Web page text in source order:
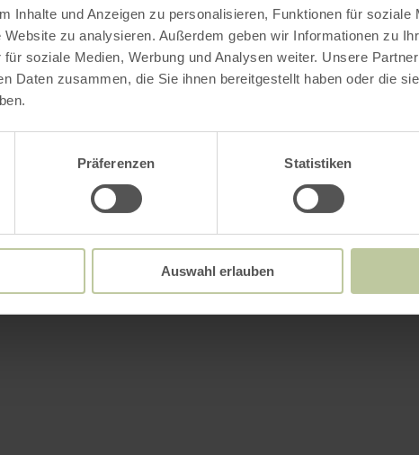
Inhalte und Anzeigen zu personalisieren, Funktionen für soziale
Website zu analysieren. Außerdem geben wir Informationen zu
soziale Medien, Werbung und Analysen weiter. Unsere
Daten zusammen, die Sie ihnen bereitgestellt haben oder die
Präferenzen Statistiken
Auswahl erlauben